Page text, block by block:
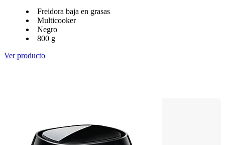
Freidora baja en grasas
Multicooker
Negro
800 g
Ver producto